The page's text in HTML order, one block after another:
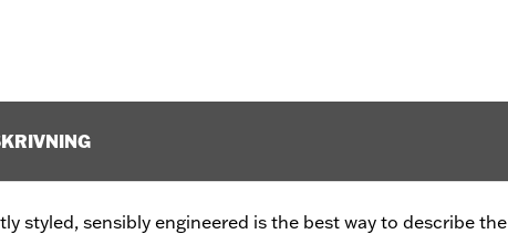
styled, sensibly engineered is the best way to describe the